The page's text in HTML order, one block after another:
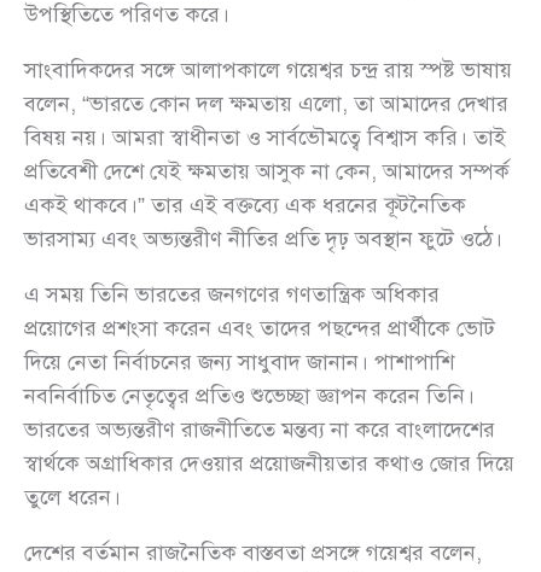
উপস্থিতিতে পরিণত করে।
সাংবাদিকদের সঙ্গে আলাপকালে গয়েশ্বর চন্দ্র রায় স্পষ্ট ভাষায়
বলেন, “ভারতে কোন দল ক্ষমতায় এলো, তা আমাদের দেখার
বিষয় নয়। আমরা স্বাধীনতা ও সার্বভৌমত্বে বিশ্বাস করি। তাই
প্রতিবেশী দেশে যেই ক্ষমতায় আসুক না কেন, আমাদের সম্পর্ক
একই থাকবে।” তার এই বক্তব্যে এক ধরনের কূটনৈতিক
ভারসাম্য এবং অভ্যন্তরীণ নীতির প্রতি দৃঢ় অবস্থান ফুটে ওঠে।
এ সময় তিনি ভারতের জনগণের গণতান্ত্রিক অধিকার
প্রয়োগের প্রশংসা করেন এবং তাদের পছন্দের প্রার্থীকে ভোট
দিয়ে নেতা নির্বাচনের জন্য সাধুবাদ জানান। পাশাপাশি
নবনির্বাচিত নেতৃত্বের প্রতিও শুভেচ্ছা জ্ঞাপন করেন তিনি।
ভারতের অভ্যন্তরীণ রাজনীতিতে মন্তব্য না করে বাংলাদেশের
স্বার্থকে অগ্রাধিকার দেওয়ার প্রয়োজনীয়তার কথাও জোর দিয়ে
তুলে ধরেন।
দেশের বর্তমান রাজনৈতিক বাস্তবতা প্রসঙ্গে গয়েশ্বর বলেন,